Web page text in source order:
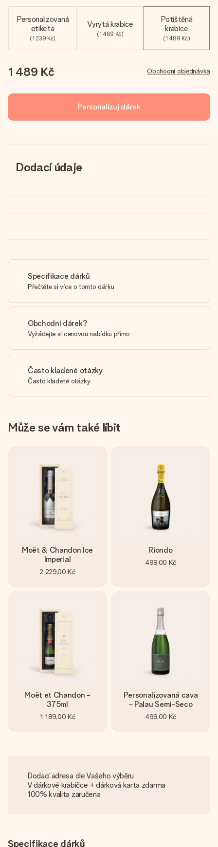
Personalizovaná
etiketa
(1 239 Kč)
Vyrytá krabice
(1 489 Kč)
Potištěná
krabice
(1 489 Kč)
1 489 Kč Obchodní objednávka
Personalizuj dárek
Dodací údaje
Specifikace dárků
Přečtěte si více o tomto dárku
Obchodní dárek?
Vyžádejte si cenovou nabídku přímo
Často kladené otázky
Často kladené otázky
Může se vám také líbit
Moët & Chandon Ice
Imperial
2 229,00 Kč
Riondo
499,00 Kč
Moët et Chandon -
375ml
1 189,00 Kč
Personalizovaná cava
- Palau Semi-Seco
499,00 Kč
Dodací adresa dle Vašeho výběru
V dárkové krabičce + dárková karta zdarma
100% kvalita zaručena
Specifikace dárků